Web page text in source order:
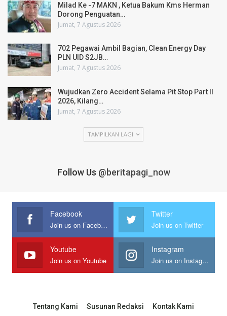
Milad Ke -7 MAKN , Ketua Bakum Kms Herman
Dorong Penguatan…
Jumat, 7 Agustus 2026
702 Pegawai Ambil Bagian, Clean Energy Day
PLN UID S2JB…
Jumat, 7 Agustus 2026
Wujudkan Zero Accident Selama Pit Stop Part II
2026, Kilang…
Jumat, 7 Agustus 2026
TAMPILKAN LAGI
Follow Us @beritapagi_now
Facebook
Join us on Facebook
Twitter
Join us on Twitter
Youtube
Join us on Youtube
Instagram
Join us on Instagram
Tentang Kami Susunan Redaksi Kontak Kami